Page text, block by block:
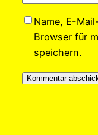
Name, E-
Browser für
speichern.